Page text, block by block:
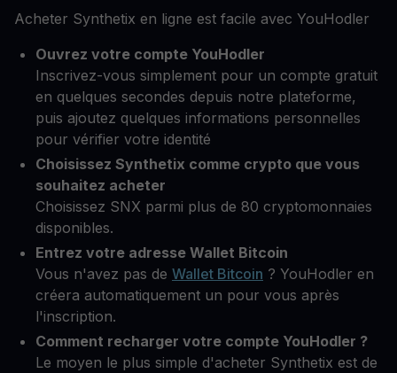
Acheter Synthetix en ligne est facile avec YouHodler
Ouvrez votre compte YouHodler
Inscrivez-vous simplement pour un compte gratuit
en quelques secondes depuis notre plateforme,
puis ajoutez quelques informations personnelles
pour vérifier votre identité
Choisissez Synthetix comme crypto que vous
souhaitez acheter
Choisissez SNX parmi plus de 80 cryptomonnaies
disponibles.
Entrez votre adresse Wallet Bitcoin
Vous n'avez pas de Wallet Bitcoin ? YouHodler en
créera automatiquement un pour vous après
l'inscription.
Comment recharger votre compte YouHodler ?
Le moyen le plus simple d'acheter Synthetix est de